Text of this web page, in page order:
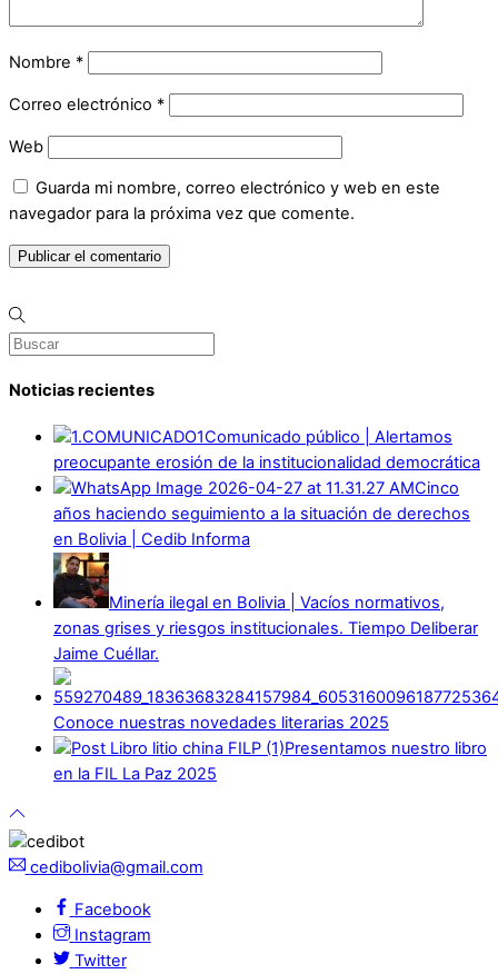
Nombre *
Correo electrónico *
Web
Guarda mi nombre, correo electrónico y web en este
navegador para la próxima vez que comente.
Noticias recientes
Comunicado público | Alertamos
preocupante erosión de la institucionalidad democrática
Cinco
años haciendo seguimiento a la situación de derechos
en Bolivia | Cedib Informa
Minería ilegal en Bolivia | Vacíos normativos,
zonas grises y riesgos institucionales. Tiempo Deliberar
Jaime Cuéllar.
Conoce nuestras novedades literarias 2025
Presentamos nuestro libro
en la FIL La Paz 2025
cedibolivia@gmail.com
Facebook
Instagram
Twitter